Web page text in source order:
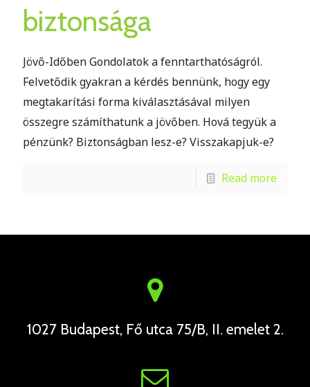
biztonsága
Jövő-Időben Gondolatok a fenntarthatóságról.
Felvetődik gyakran a kérdés bennünk, hogy egy
megtakarítási forma kiválasztásával milyen
összegre számíthatunk a jövőben. Hová tegyük a
pénzünk? Biztonságban lesz-e? Visszakapjuk-e?
Read more
1027 Budapest, Fő utca 75/B, II. emelet 2.